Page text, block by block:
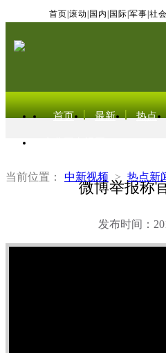
首页 滚动 国内 国际 军事 社会
首页 最新 热点
当前位置： 中新视频 > 热点新
微博举报称
发布时间：